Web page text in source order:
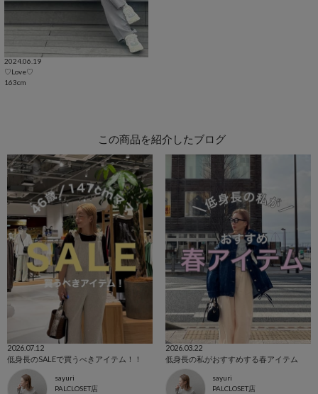
2024.06.19
♡Love♡
163cm
この商品を紹介したブログ
2026.07.12
低身長のSALEで買うべきアイテム！！
sayuri
PALCLOSET店
2026.03.22
低身長の私がおすすめする春アイテム
sayuri
PALCLOSET店